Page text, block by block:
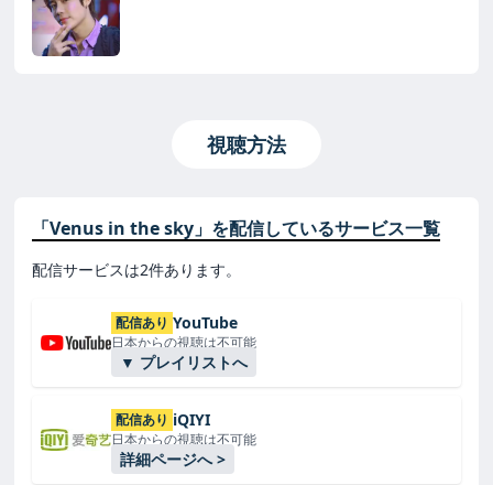
視聴方法
「Venus in the sky」を配信しているサービス一覧
配信サービスは2件あります。
配信あり YouTube
日本からの視聴は不可能
▼ プレイリストへ
配信あり iQIYI
日本からの視聴は不可能
詳細ページへ >